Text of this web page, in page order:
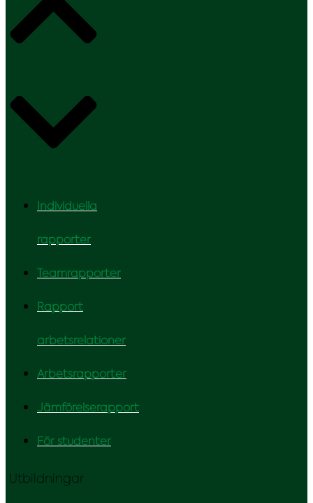
Individuella
rapporter
Teamrapporter
Rapport
arbetsrelationer
Arbetsrapporter
Jämförelserapport
För studenter
Utbildningar